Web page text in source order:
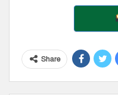
Share